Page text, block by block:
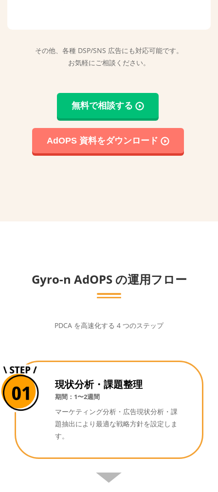
その他、各種 DSP/SNS 広告にも対応可能です。
お気軽にご相談ください。
無料で相談する
AdOPS 資料をダウンロード
Gyro-n AdOPS の運用フロー
PDCA を高速化する 4 つのステップ
現状分析・課題整理
期間：1〜2週間
マーケティング分析・広告現状分析・課
題抽出により最適な戦略方針を設定しま
す。
▼